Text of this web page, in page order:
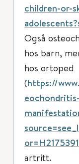
children-or-
Også
hos barn,
hos ortoped
(https://
artritt.